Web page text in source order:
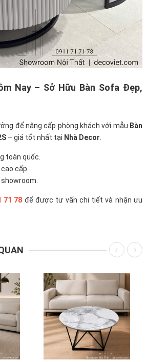
Nay – Sở Hữu Bàn Sofa Đẹp,
để nâng cấp phòng khách với mẫu Bàn
– giá tốt nhất tại Nhà Decor
toàn quốc.
cấp.
71 78 để được tư vấn chi tiết và nhận ưu